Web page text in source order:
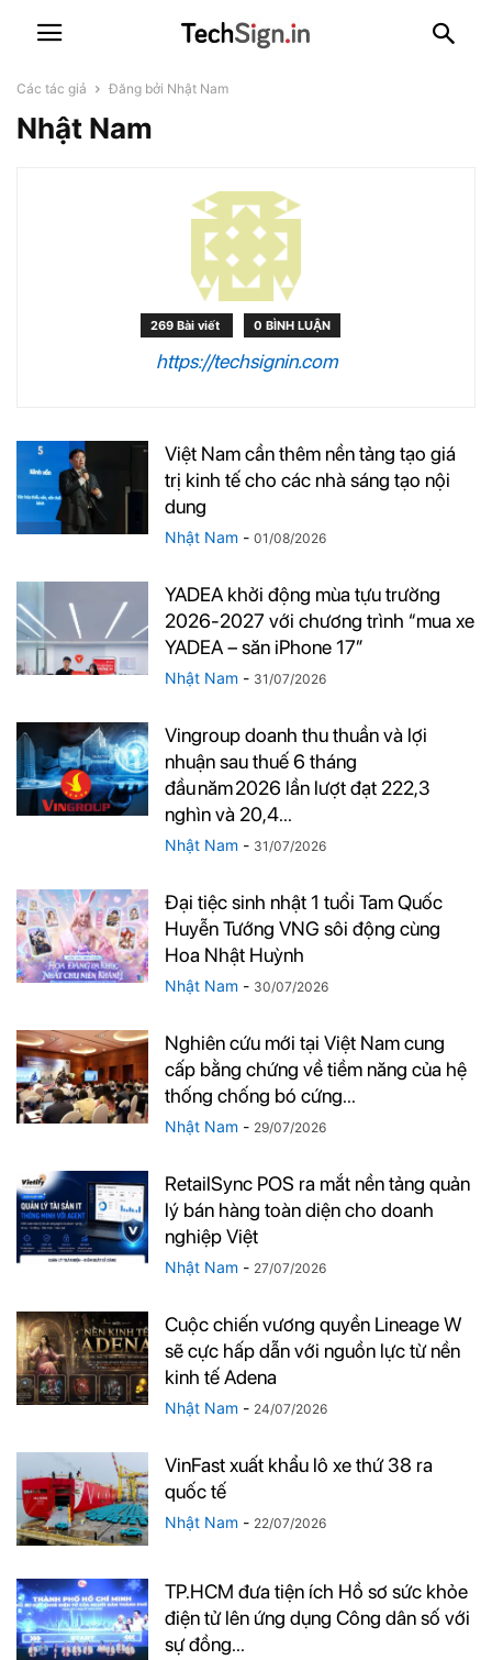
Các tác giả Đăng bởi Nhật Nam
Nhật Nam
269 Bài viết 0 BÌNH LUẬN
https://techsignin.com
Việt Nam cần thêm nền tảng tạo giá
trị kinh tế cho các nhà sáng tạo nội
dung
Nhật Nam - 01/08/2026
YADEA khởi động mùa tựu trường
2026-2027 với chương trình “mua xe
YADEA – săn iPhone 17”
Nhật Nam - 31/07/2026
Vingroup doanh thu thuần và lợi
nhuận sau thuế 6 tháng
đầu năm 2026 lần lượt đạt 222,3
nghìn và 20,4...
Nhật Nam - 31/07/2026
Đại tiệc sinh nhật 1 tuổi Tam Quốc
Huyễn Tướng VNG sôi động cùng
Hoa Nhật Huỳnh
Nhật Nam - 30/07/2026
Nghiên cứu mới tại Việt Nam cung
cấp bằng chứng về tiềm năng của hệ
thống chống bó cứng...
Nhật Nam - 29/07/2026
RetailSync POS ra mắt nền tảng quản
lý bán hàng toàn diện cho doanh
nghiệp Việt
Nhật Nam - 27/07/2026
Cuộc chiến vương quyền Lineage W
sẽ cực hấp dẫn với nguồn lực từ nền
kinh tế Adena
Nhật Nam - 24/07/2026
VinFast xuất khẩu lô xe thứ 38 ra
quốc tế
Nhật Nam - 22/07/2026
TP.HCM đưa tiện ích Hồ sơ sức khỏe
điện tử lên ứng dụng Công dân số với
sự đồng...